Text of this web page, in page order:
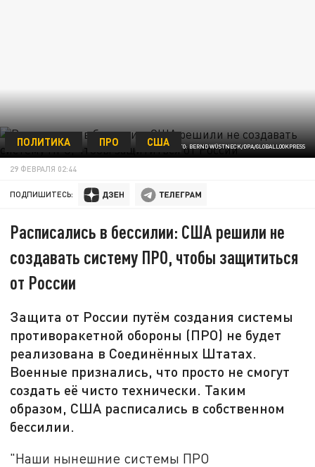
ФОТО: BERND WÜSTNECK/DPA/GLOBALLOOKPRESS
ПОЛИТИКА ПРО США
29 ФЕВРАЛЯ 02:44
ПОДПИШИТЕСЬ:
Расписались в бессилии: США решили не
создавать систему ПРО, чтобы защититься
от России
Защита от России путём создания системы
противоракетной обороны (ПРО) не будет
реализована в Соединённых Штатах.
Военные признались, что просто не смогут
создать её чисто технически. Таким
образом, США расписались в собственном
бессилии.
"Наши нынешние системы ПРО